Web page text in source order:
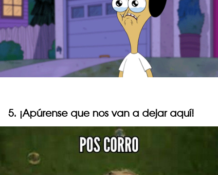
5. ¡Apúrense que nos van a dejar aquí!